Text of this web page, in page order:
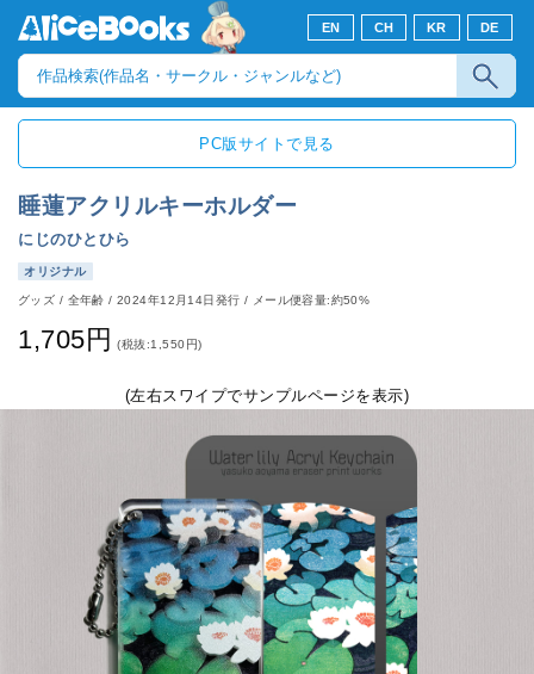
EN CH KR DE
PC版サイトで見る
睡蓮アクリルキーホルダー
にじのひとひら
オリジナル
グッズ / 全年齢/2024年12月14日発行 / メール便容量:約50%
1,705円 (税抜:1,550円)
(左右スワイプでサンプルページを表示)